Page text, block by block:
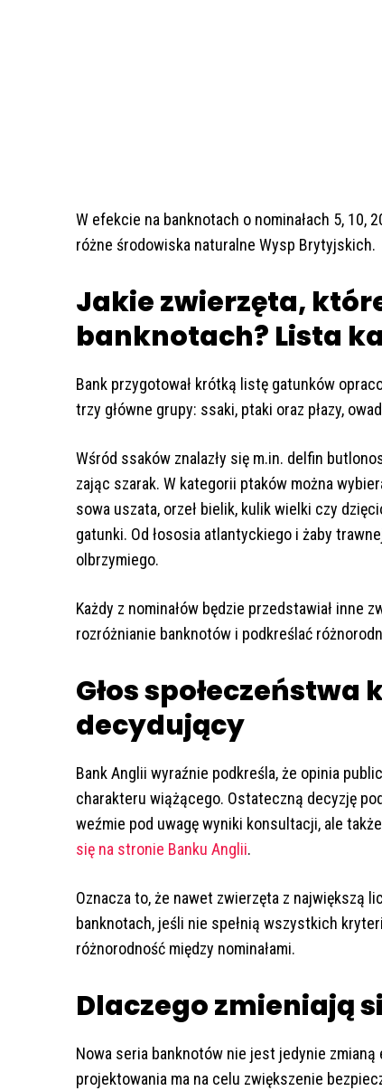
W efekcie na banknotach o nominałach 5,
różne środowiska naturalne Wysp Brytyjskich.
Jakie zwierzęta,
banknotach? Lista
Bank przygotował krótką listę gatunków
trzy główne grupy: ssaki, ptaki oraz płazy,
Wśród ssaków znalazły się m.in. delfin
zając szarak. W kategorii ptaków można
sowa uszata, orzeł bielik, kulik wielki czy
gatunki. Od łososia atlantyckiego i żaby
olbrzymiego.
Każdy z nominałów będzie przedstawiał inne
rozróżnianie banknotów i podkreślać
Głos
decydujący
Bank Anglii wyraźnie podkreśla, że opinia
charakteru wiążącego. Ostateczną decyzję
weźmie pod uwagę wyniki konsultacji, ale
się na stronie Banku Anglii.
Oznacza to, że nawet zwierzęta z największą
banknotach, jeśli nie spełnią wszystkich
różnorodność między nominałami.
Dlaczego zmieniają
Nowa seria banknotów nie jest jedynie
projektowania ma na celu zwiększenie